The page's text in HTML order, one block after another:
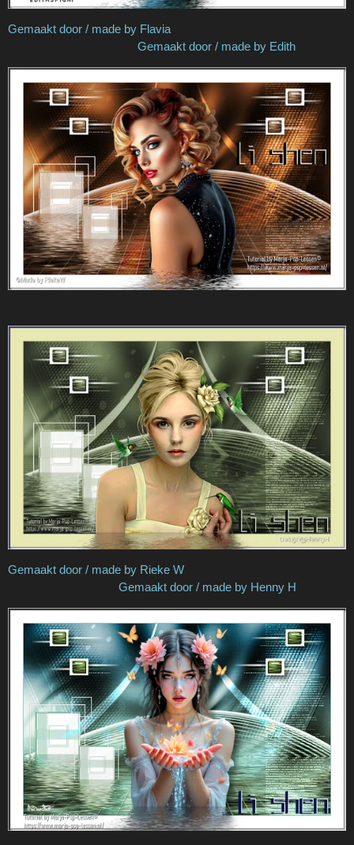
Gemaakt door / made by Flavia
Gemaakt door / made by Edith
Gemaakt door / made by Rieke W
Gemaakt door / made by Henny H